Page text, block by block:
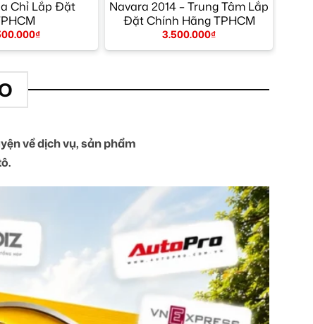
Chỉ Lắp Đặt
₫
Navara 2014 – Trung Tâm Lắp
Đặt Chính Hãng TPHCM
3.500.000₫
về dịch vụ, sản phẩm